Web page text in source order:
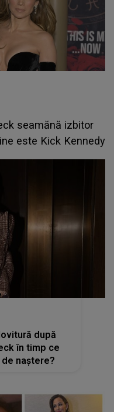
seamănă izbitor
este Kick Kennedy
după
în timp ce
naștere?